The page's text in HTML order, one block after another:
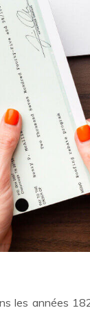
les années